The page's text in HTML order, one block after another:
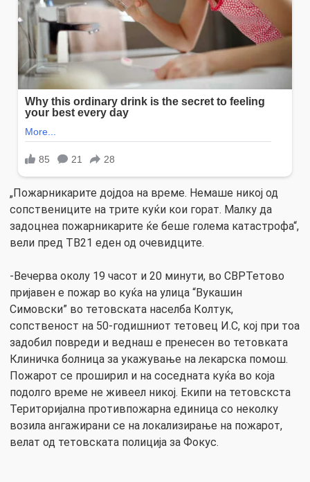
„Пожарникарите дојдоа на време. Немаше никој од
сопствениците на трите куќи кои горат. Малку да
задоцнеа пожарникарите ќе беше голема катастрофа“,
вели пред ТВ21 еден од очевидците.
-Вечерва околу 19 часот и 20 минути, во СВРТетово
пријавен е пожар во куќа на улица “Вукашин
Симовски” во тетовската населба Колтук,
сопственост на 50-годишниот тетовец И.С, кој при тоа
задобил повреди и веднаш е пренесен во тетовката
Клиничка болница за укажување на лекарска помош.
Пожарот се проширил и на соседната куќа во која
подолго време не живеел никој. Екипи на тетовскста
Територијална противпожарна единица со неколку
возила ангажирани се на локализирање на пожарот,
велат од тетовската полиција за Фокус.